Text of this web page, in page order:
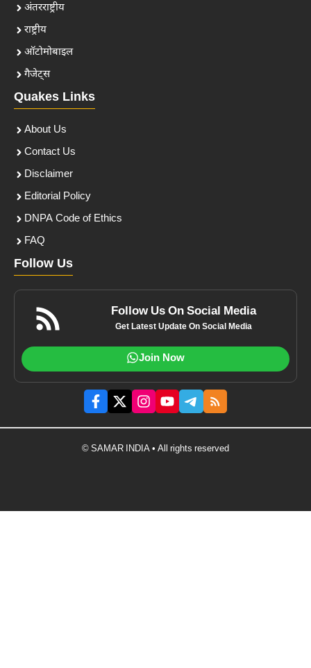
अंतरराष्ट्रीय
राष्ट्रीय
ऑटोमोबाइल
गैजेट्स
Quakes Links
About Us
Contact Us
Disclaimer
Editorial Policy
DNPA Code of Ethics
FAQ
Follow Us
Follow Us On Social Media
Get Latest Update On Social Media
Join Now
© SAMAR INDIA • All rights reserved